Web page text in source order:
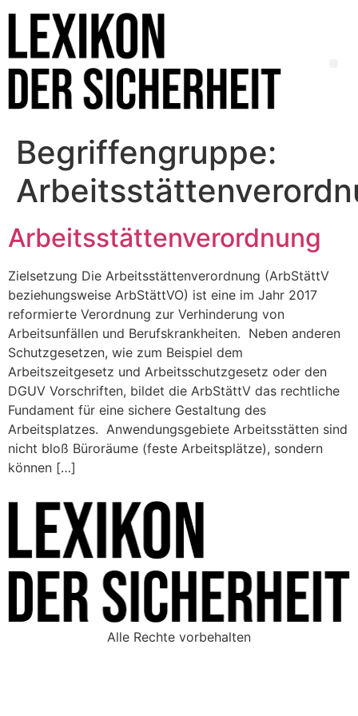
Begriffengruppe:
Arbeitsstättenverordnung
Zielsetzung Die Arbeitsstättenverordnung (ArbStättV
beziehungsweise ArbStättVO) ist eine im Jahr 2017
reformierte Verordnung zur Verhinderung von
Arbeitsunfällen und Berufskrankheiten. Neben anderen
Schutzgesetzen, wie zum Beispiel dem
Arbeitszeitgesetz und Arbeitsschutzgesetz oder den
DGUV Vorschriften, bildet die ArbStättV das rechtliche
Fundament für eine sichere Gestaltung des
Arbeitsplatzes. Anwendungsgebiete Arbeitsstätten sind
nicht bloß Büroräume (feste Arbeitsplätze), sondern
können […]
Alle Rechte vorbehalten